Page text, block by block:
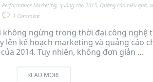
Performance Marketing, quảng cáo 2015, Quảng cáo hiệu quả,
1 Comment
không ngừng trong thời đại công nghệ
lên kế hoạch marketing và quảng cáo
2014. Tuy nhiên, không đơn giản …
READ MORE